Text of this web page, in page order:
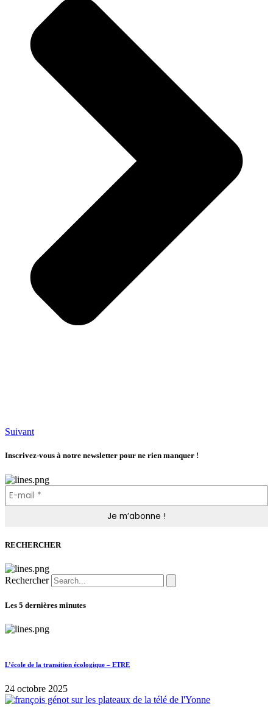
Suivant
Inscrivez-vous à notre newsletter pour ne rien manquer !
RECHERCHER
Rechercher
Les 5 dernières minutes
L’école de la transition écologique – ETRE
24 octobre 2025